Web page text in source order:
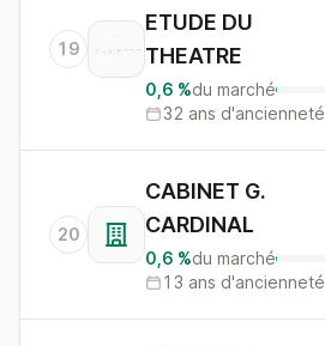
19
ETUDE DU
THEATRE
0,6 %du marché
32 ans d'ancienneté
20
CABINET G.
CARDINAL
0,6 %du marché
13 ans d'ancienneté